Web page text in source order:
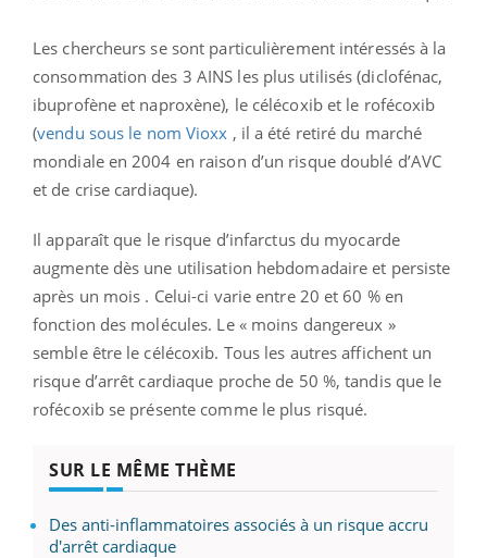
Les chercheurs se sont particulièrement intéressés à la
consommation des 3 AINS les plus utilisés (diclofénac,
ibuprofène et naproxène), le célécoxib et le rofécoxib
(vendu sous le nom Vioxx , il a été retiré du marché
mondiale en 2004 en raison d’un risque doublé d’AVC
et de crise cardiaque).
Il apparaît que le risque d’infarctus du myocarde
augmente dès une utilisation hebdomadaire et persiste
après un mois . Celui-ci varie entre 20 et 60 % en
fonction des molécules. Le « moins dangereux »
semble être le célécoxib. Tous les autres affichent un
risque d’arrêt cardiaque proche de 50 %, tandis que le
rofécoxib se présente comme le plus risqué.
SUR LE MÊME THÈME
Des anti-inflammatoires associés à un risque accru
d'arrêt cardiaque